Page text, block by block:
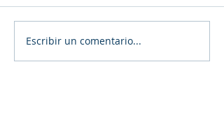
Escribir un comentario...